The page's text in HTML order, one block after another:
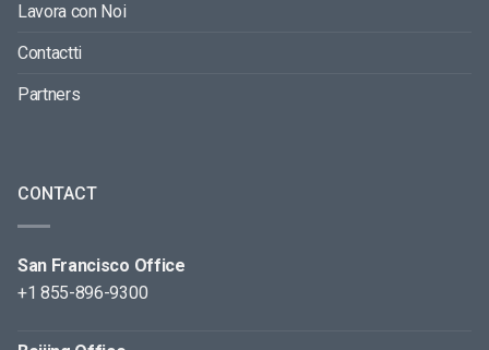
Lavora con Noi
Contactti
Partners
CONTACT
San Francisco Office
+1 855-896-9300